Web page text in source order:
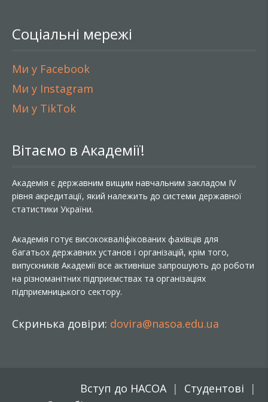
Соціальні мережі
Ми у Facebook
Ми у Instagram
Ми у TikTok
Вітаємо в Академії!
Академія є державним вищим навчальним закладом IV
рівня акредитації, який належить до системи державної
статистики України.
Академія готує висококваліфікованих фахівців для
багатьох державних установ і організацій, крім того,
випускників Академії все активніше запрошують до роботи
на різноманітних підприємствах та організаціях
підприємницького сектору.
Скринька довіри: dovira@nasoa.edu.ua
Вступ до НАСОА
Студентові